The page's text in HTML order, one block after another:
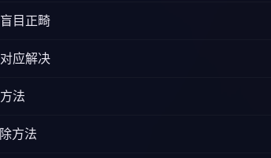
目正畸
应解决
法
方法